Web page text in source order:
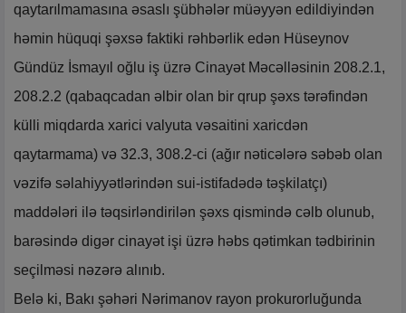
qaytarılmamasına əsaslı şübhələr müəyyən edildiyindən
həmin hüquqi şəxsə faktiki rəhbərlik edən Hüseynov
Gündüz İsmayıl oğlu iş üzrə Cinayət Məcəlləsinin 208.2.1,
208.2.2 (qabaqcadan əlbir olan bir qrup şəxs tərəfindən
külli miqdarda xarici valyuta vəsaitini xaricdən
qaytarmama) və 32.3, 308.2-ci (ağır nəticələrə səbəb olan
vəzifə səlahiyyətlərindən sui-istifadədə təşkilatçı)
maddələri ilə təqsirləndirilən şəxs qismində cəlb olunub,
barəsində digər cinayət işi üzrə həbs qətimkan tədbirinin
seçilməsi nəzərə alınıb.
Belə ki, Bakı şəhəri Nərimanov rayon prokurorluğunda